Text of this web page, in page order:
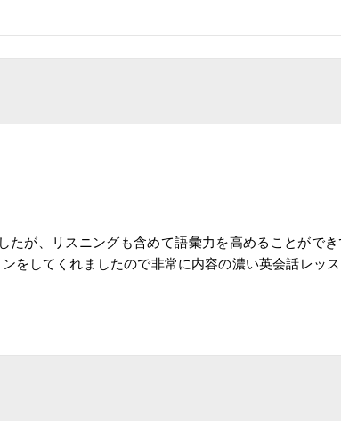
が、リスニングも含めて語彙力を高めることがで
をしてくれましたので非常に内容の濃い英会話レッ